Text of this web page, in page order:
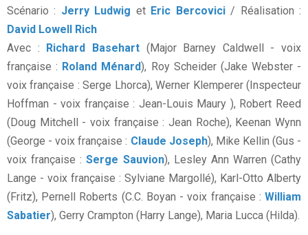
Scénario : Jerry Ludwig et Eric Bercovici/ Réalisation :
David Lowell Rich
Avec :
Richard Basehart(Major Barney Caldwell - voix
française : Roland Ménard), Roy Scheider (Jake Webster -
voix française : Serge Lhorca), Werner Klemperer (Inspecteur
Hoffman - voix française : Jean-Louis Maury ), Robert Reed
(Doug Mitchell - voix française : Jean Roche), Keenan Wynn
(George - voix française : Claude Joseph), Mike Kellin (Gus -
voix française :Serge Sauvion), Lesley Ann Warren (Cathy
Lange - voix française : Sylviane Margollé), Karl-Otto Alberty
(Fritz), Pernell Roberts (C.C. Boyan - voix française : William
Sabatier), Gerry Crampton (Harry Lange), Maria Lucca (Hilda).